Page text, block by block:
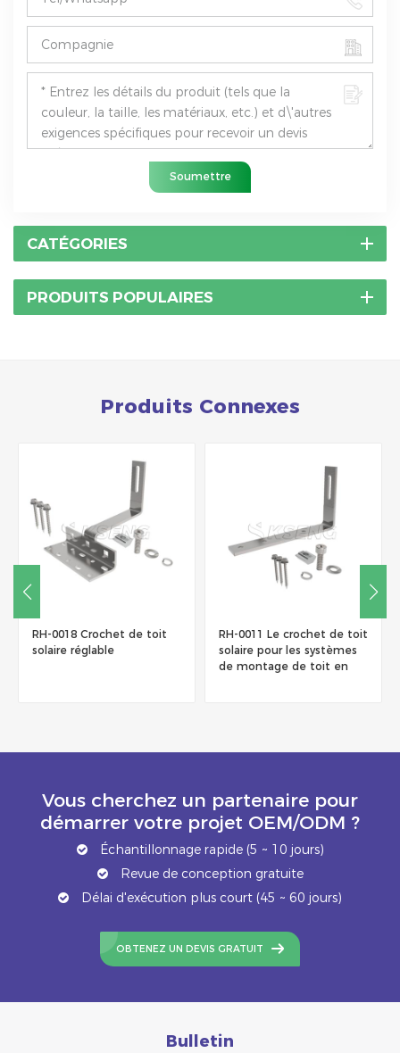
Soumettre
CATÉGORIES
PRODUITS POPULAIRES
Produits Connexes
RH-0018 Crochet de toit
solaire réglable
RH-0011 Le crochet de toit
solaire pour les systèmes
de montage de toit en
Vous cherchez un partenaire pour
démarrer votre projet OEM/ODM ?
Échantillonnage rapide (5 ~ 10 jours)
Revue de conception gratuite
Délai d'exécution plus court (45 ~ 60 jours)
OBTENEZ UN DEVIS GRATUIT
Bulletin